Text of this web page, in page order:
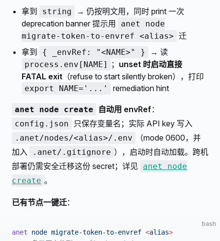
拿到 string
→ 仍按明文用，同时 print 一次
deprecation banner 提示用
anet node
migrate-token-to-envref <alias> 迁
拿到
{ _envRef: "<NAME>" } → 读
process.env[NAME] ； unset 时启动直接
FATAL exit （refuse to start silently broken），打印
export NAME='...' remediation hint
anet node create 自动用 envRef：
config.json 只保存变量名；实际 API key 写入
.anet/nodes/<alias>/.env
（mode 0600，并
加入
.anet/.gitignore ），启动时自动加载。跨机
部署仍需安全迁移这份 secret；详见
anet node
create 。
已有节点一键迁：
bash
anet node migrate-token-to-envref <alias>